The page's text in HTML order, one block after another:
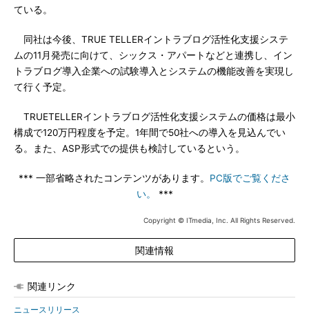
ている。
同社は今後、TRUE TELLERイントラブログ活性化支援システ
ムの11月発売に向けて、シックス・アパートなどと連携し、イン
トラブログ導入企業への試験導入とシステムの機能改善を実現し
て行く予定。
TRUETELLERイントラブログ活性化支援システムの価格は最小
構成で120万円程度を予定。1年間で50社への導入を見込んでい
る。また、ASP形式での提供も検討しているという。
*** 一部省略されたコンテンツがあります。 PC版でご覧くださ
い。
***
Copyright © ITmedia, Inc. All Rights Reserved.
関連情報
関連リンク
ニュースリリース